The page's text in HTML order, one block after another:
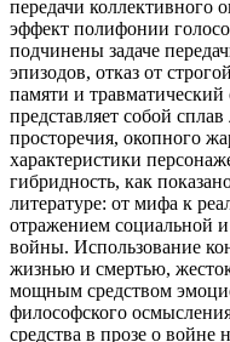
передачи коллективного
эффект полифонии
подчинены задаче
эпизодов, отказ от
памяти и
представляет собой
просторечия, окопного
характеристики
гибридность, как
литературе: от мифа к
отражением социальной
войны. Использование
жизнью и смертью,
мощным средством
философского
средства в прозе о войне